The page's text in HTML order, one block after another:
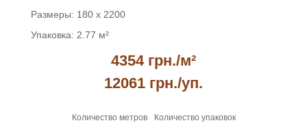
Размеры: 180 x 2200
Упаковка: 2.77 м²
4354 грн./м²
12061 грн./уп.
Количество метров Количество упаковок